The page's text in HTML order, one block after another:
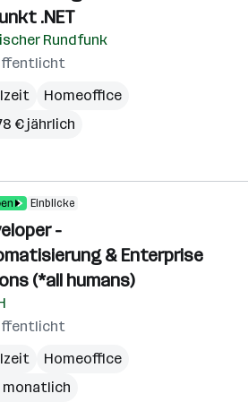
.NET
Rundfunk
Homeoffice
€ jährlich
Einblicke
-
& Enterprise
(*all humans)
Homeoffice
monatlich